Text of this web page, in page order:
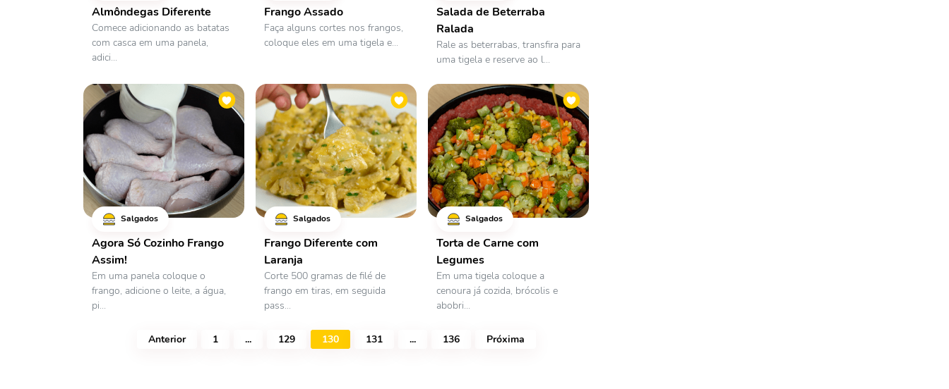
Almôndegas Diferente
Comece adicionando as batatas
com casca em uma panela,
adici...
Frango Assado
Faça alguns cortes nos frangos,
coloque eles em uma tigela e...
Salada de Beterraba
Ralada
Rale as beterrabas, transfira para
uma tigela e reserve ao l...
Salgados
Agora Só Cozinho Frango
Assim!
Em uma panela coloque o
frango, adicione o leite, a água,
pi...
Salgados
Frango Diferente com
Laranja
Corte 500 gramas de filé de
frango em tiras, em seguida
pass...
Salgados
Torta de Carne com
Legumes
Em uma tigela coloque a
cenoura já cozida, brócolis e
abobri...
Anterior 1 ... 129 130 131 ... 136 Próxima